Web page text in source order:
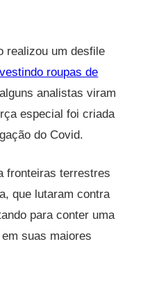
realizou um desfile
roupas de
analistas viram
especial foi criada
do Covid.
fronteiras terrestres
que lutaram contra
para conter uma
suas maiores